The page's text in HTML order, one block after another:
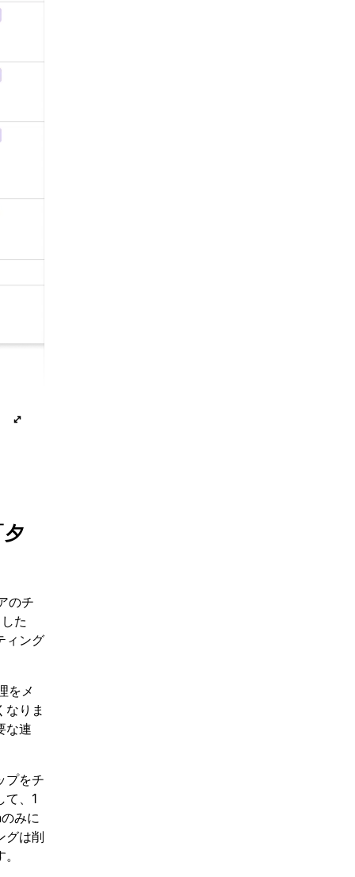
夕
のチ
た
ィング
をメ
なりま
な連
プをチ
て、1
みに
グは削